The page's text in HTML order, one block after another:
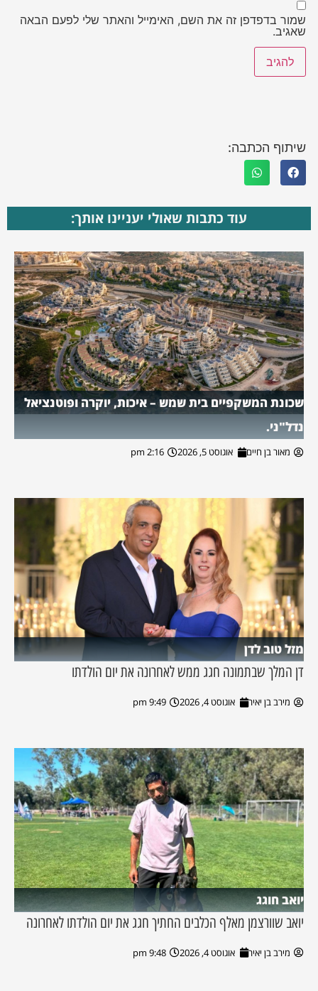
שמור בדפדפן זה את השם, האימייל והאתר שלי לפעם הבאה
שאגיב.
שיתוף הכתבה:
עוד כתבות שאולי יעניינו אותך:
שכונת המשקפיים בית שמש – איכות, יוקרה ופוטנציאל
נדל"ני.
מאור בן חיים אוגוסט 5, 2026 2:16 pm
מזל טוב לדן
דן המלך שבתמונה חגג ממש לאחרונה את יום הולדתו
מירב בן יאיר אוגוסט 4, 2026 9:49 pm
יואב חוגג
יואב שוורצמן מאלף הכלבים החתיך חגג את יום הולדתו לאחרונה
מירב בן יאיר אוגוסט 4, 2026 9:48 pm